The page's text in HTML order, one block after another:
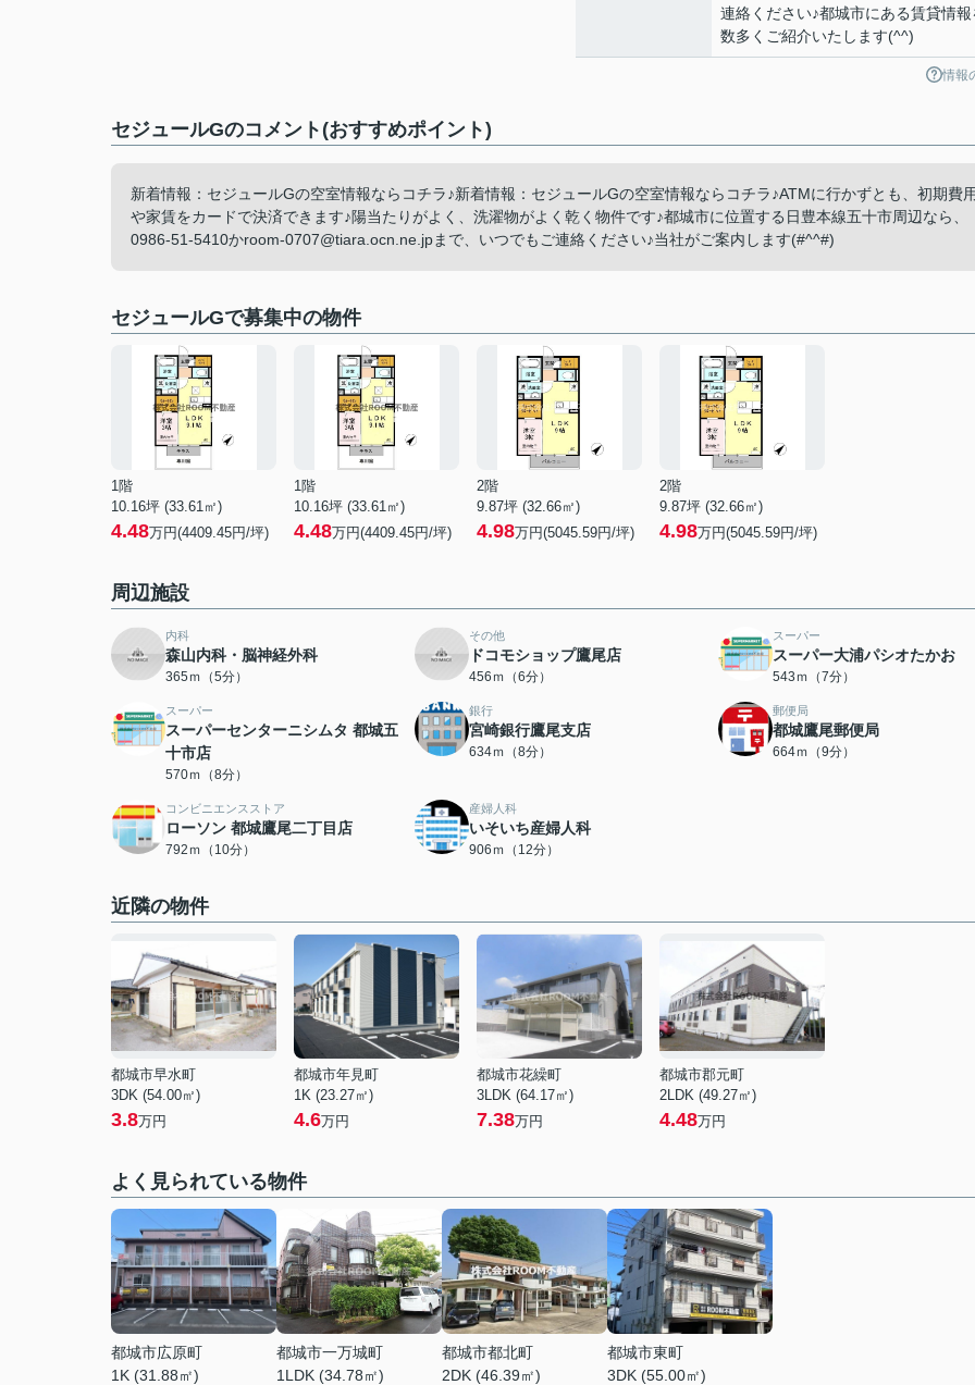
連絡ください♪都城市にある賃貸情報
数多くご紹介いたします(^^)
情報
セジュールGのコメント(おすすめポイント)
新着情報：セジュールGの空室情報ならコチラ♪新着情報：セジュールGの空室情報ならコチラ♪ATMに行かずとも、初期費
や家賃をカードで決済できます♪陽当たりがよく、洗濯物がよく乾く物件です♪都城市に位置する日豊本線五十市周辺なら、
0986-51-5410かroom-0707@tiara.ocn.ne.jpまで、いつでもご連絡ください♪当社がご案内します(#^^#)
セジュールGで募集中の物件
1階
10.16坪 (33.61㎡)
4.48万円(4409.45円/坪)
1階
10.16坪 (33.61㎡)
4.48万円(4409.45円/坪)
2階
9.87坪 (32.66㎡)
4.98万円(5045.59円/坪)
2階
9.87坪 (32.66㎡)
4.98万円(5045.59円/坪)
周辺施設
内科
森山内科・脳神経外科
365ｍ（5分）
その他
ドコモショップ鷹尾店
456ｍ（6分）
スーパー
スーパー大浦パシオたかお
543ｍ（7分）
スーパー
スーパーセンターニシムタ 都城五
十市店
570ｍ（8分）
銀行
宮崎銀行鷹尾支店
634ｍ（8分）
郵便局
都城鷹尾郵便局
664ｍ（9分）
コンビニエンスストア
ローソン 都城鷹尾二丁目店
792ｍ（10分）
産婦人科
いそいち産婦人科
906ｍ（12分）
近隣の物件
都城市早水町
3DK (54.00㎡)
3.8万円
都城市年見町
1K (23.27㎡)
4.6万円
都城市花繰町
3LDK (64.17㎡)
7.38万円
都城市郡元町
2LDK (49.27㎡)
4.48万円
よく見られている物件
都城市広原町
1K (31.88㎡)
都城市一万城町
1LDK (34.78㎡)
都城市都北町
2DK (46.39㎡)
都城市東町
3DK (55.00㎡)